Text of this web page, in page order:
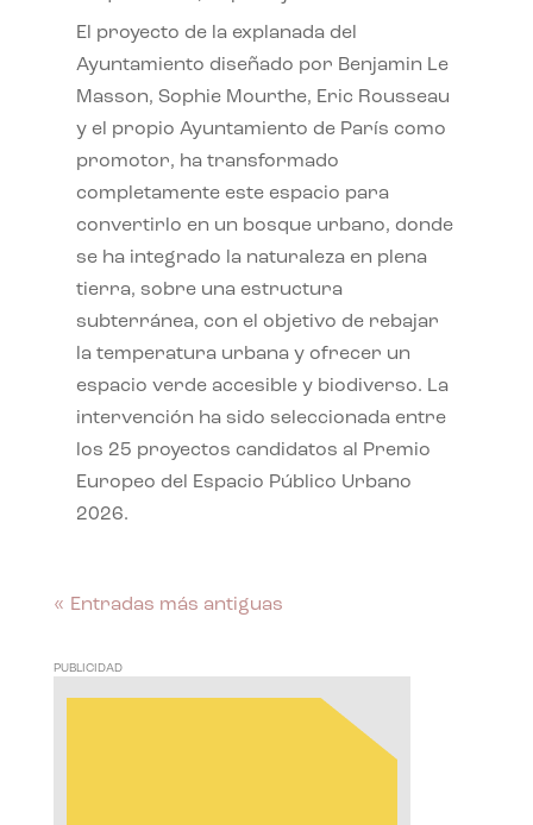
El proyecto de la explanada del
Ayuntamiento diseñado por Benjamin Le
Masson, Sophie Mourthe, Eric Rousseau
y el propio Ayuntamiento de París como
promotor, ha transformado
completamente este espacio para
convertirlo en un bosque urbano, donde
se ha integrado la naturaleza en plena
tierra, sobre una estructura
subterránea, con el objetivo de rebajar
la temperatura urbana y ofrecer un
espacio verde accesible y biodiverso. La
intervención ha sido seleccionada entre
los 25 proyectos candidatos al Premio
Europeo del Espacio Público Urbano
2026.
« Entradas más antiguas
PUBLICIDAD